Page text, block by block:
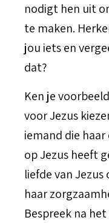
nodigt hen uit
te maken.
jou iets en
dat?
Ken je
voor Jezus
iemand die
op Jezus heeft
liefde van
haar
Bespreek na